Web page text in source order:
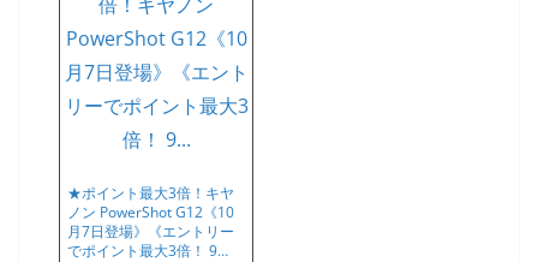
★ポイント最大3倍！キヤ
ノン PowerShot G12《10
月7日登場》《エントリー
でポイント最大3倍！ 9…